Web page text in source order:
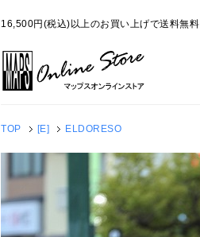
16,500円(税込)以上のお買い上げで送料無料
TOP [E] ELDORESO